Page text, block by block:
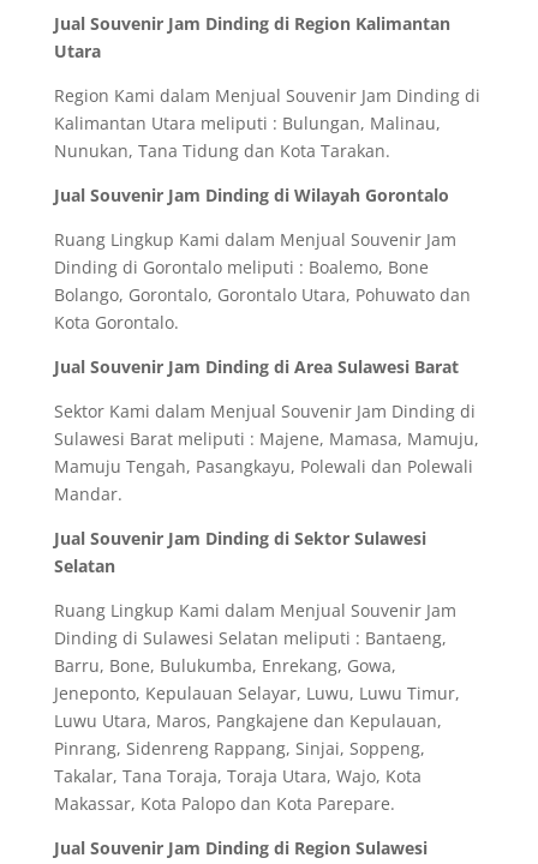
Jual Souvenir Jam Dinding di Region Kalimantan
Utara
Region Kami dalam Menjual Souvenir Jam Dinding di
Kalimantan Utara meliputi : Bulungan, Malinau,
Nunukan, Tana Tidung dan Kota Tarakan.
Jual Souvenir Jam Dinding di Wilayah Gorontalo
Ruang Lingkup Kami dalam Menjual Souvenir Jam
Dinding di Gorontalo meliputi : Boalemo, Bone
Bolango, Gorontalo, Gorontalo Utara, Pohuwato dan
Kota Gorontalo.
Jual Souvenir Jam Dinding di Area Sulawesi Barat
Sektor Kami dalam Menjual Souvenir Jam Dinding di
Sulawesi Barat meliputi : Majene, Mamasa, Mamuju,
Mamuju Tengah, Pasangkayu, Polewali dan Polewali
Mandar.
Jual Souvenir Jam Dinding di Sektor Sulawesi
Selatan
Ruang Lingkup Kami dalam Menjual Souvenir Jam
Dinding di Sulawesi Selatan meliputi : Bantaeng,
Barru, Bone, Bulukumba, Enrekang, Gowa,
Jeneponto, Kepulauan Selayar, Luwu, Luwu Timur,
Luwu Utara, Maros, Pangkajene dan Kepulauan,
Pinrang, Sidenreng Rappang, Sinjai, Soppeng,
Takalar, Tana Toraja, Toraja Utara, Wajo, Kota
Makassar, Kota Palopo dan Kota Parepare.
Jual Souvenir Jam Dinding di Region Sulawesi